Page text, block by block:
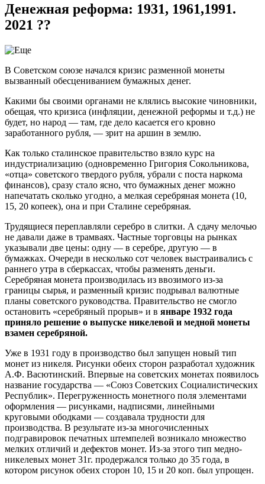
Денежная реформа: 1931, 1961,1991.
2021 ??
В Советском союзе начался кризис разменной монеты
вызванный обесцениванием бумажных денег.
Какими бы своими органами не клялись высокие чиновники,
обещая, что кризиса (инфляции, денежной реформы и т.д.) не
будет, но народ — там, где дело касается его кровно
заработанного рубля, — зрит на аршин в землю.
Как только сталинское правительство взяло курс на
индустриализацию (одновременно Григория Сокольникова,
«отца» советского твердого рубля, убрали с поста наркома
финансов), сразу стало ясно, что бумажных денег можно
напечатать сколько угодно, а мелкая серебряная монета (10,
15, 20 копеек), она и при Сталине серебряная.
Трудящиеся переплавляли серебро в слитки. А сдачу мелочью
не давали даже в трамваях. Частные торговцы на рынках
указывали две цены: одну — в серебре, другую — в
бумажках. Очереди в несколько сот человек выстраивались с
раннего утра в сберкассах, чтобы разменять деньги.
Серебряная монета производилась из ввозимого из-за
границы сырья, и разменный кризис подрывал валютные
планы советского руководства. Правительство не смогло
остановить «серебряный прорыв» и в январе 1932 года
приняло решение о выпуске никелевой и медной монеты
взамен серебряной.
Уже в 1931 году в производство был запущен новый тип
монет из никеля. Рисунки обеих сторон разработал художник
А.Ф. Васютинский. Впервые на советских монетах появилось
название государства — «Союз Советских Социалистических
Республик». Перегруженность монетного поля элементами
оформления — рисунками, надписями, линейными
круговыми ободками — создавала трудности для
производства. В результате из-за многочисленных
подгравировок печатных штемпелей возникало множество
мелких отличий и дефектов монет. Из-за этого тип медно-
никелевых монет 31г. продержался только до 35 года, в
котором рисунок обеих сторон 10, 15 и 20 коп. был упрощен.